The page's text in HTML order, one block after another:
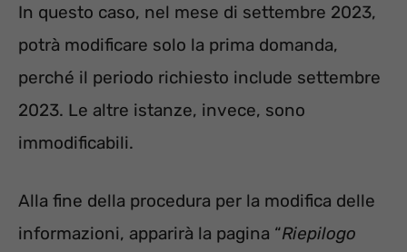
In questo caso, nel mese di settembre 2023,
potrà modificare solo la prima domanda,
perché il periodo richiesto include settembre
2023. Le altre istanze, invece, sono
immodificabili.
Alla fine della procedura per la modifica delle
informazioni, apparirà la pagina “Riepilogo